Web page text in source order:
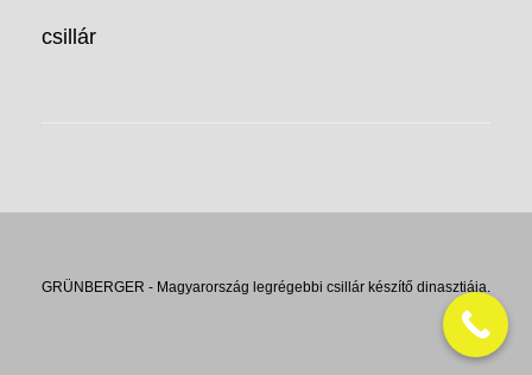
csillár
GRÜNBERGER - Magyarország legrégebbi csillár készítő dinasztiája.